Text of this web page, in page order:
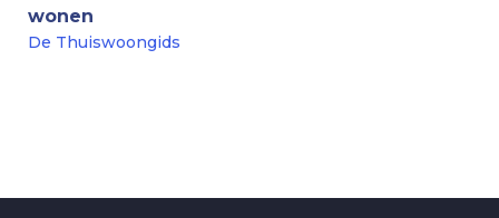
wonen
De Thuiswoongids